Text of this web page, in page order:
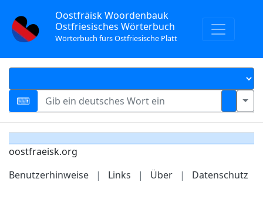
Oostfräisk Woordenbauk
Ostfriesisches Wörterbuch
Wörterbuch fürs Ostfriesische Platt
oostfraeisk.org
Benutzerhinweise
| Links | Über | Datenschutz